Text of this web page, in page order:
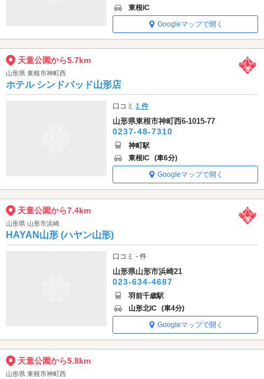
東根IC
Googleマップで開く
天童公園から5.7km
山形県 東根市神町西
ホテル シンドバッド山形店
口コミ1 件
山形県東根市神町西6-1015-77
0237-48-7310
神町駅
東根IC (車6分)
Googleマップで開く
天童公園から7.4km
山形県 山形市浜崎
HAYAN山形 (ハヤン山形)
口コミ - 件
山形県山形市浜崎21
023-634-4687
羽前千歳駅
山形北IC (車4分)
Googleマップで開く
天童公園から5.8km
山形県 東根市神町西